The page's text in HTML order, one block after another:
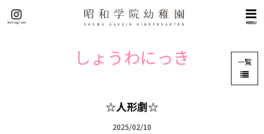
MENU
Instagram
しょうわにっき 一覧
☆人形劇☆
2025/02/10
トップページ